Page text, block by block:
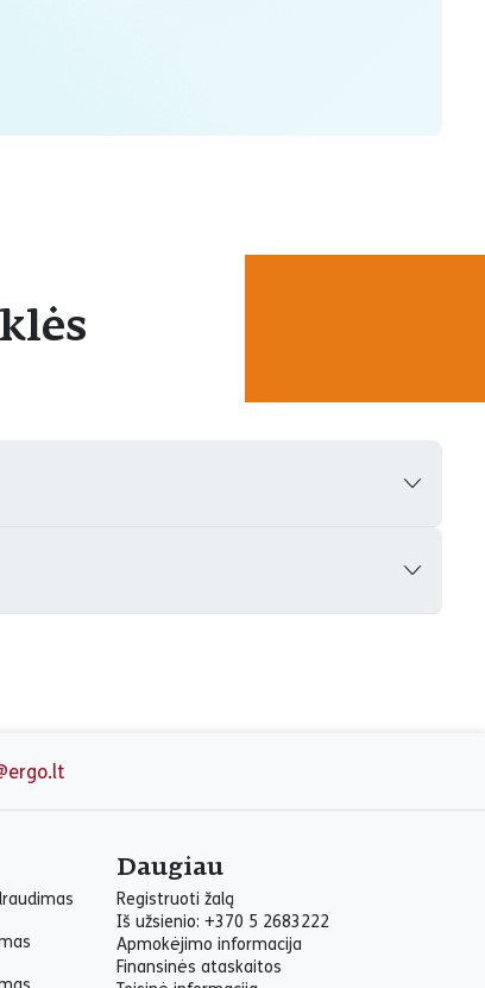
Daugiau
Registruoti žalą
Iš užsienio: +370 5 2683222
Apmokėjimo informacija
Finansinės ataskaitos